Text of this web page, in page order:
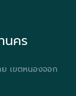
นคร
เขตหนองจอก